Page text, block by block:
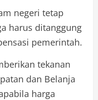
negeri tetap
harus ditanggung
pemerintah.
tekanan
dan Belanja
harga